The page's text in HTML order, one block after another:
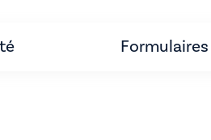
Formulaires